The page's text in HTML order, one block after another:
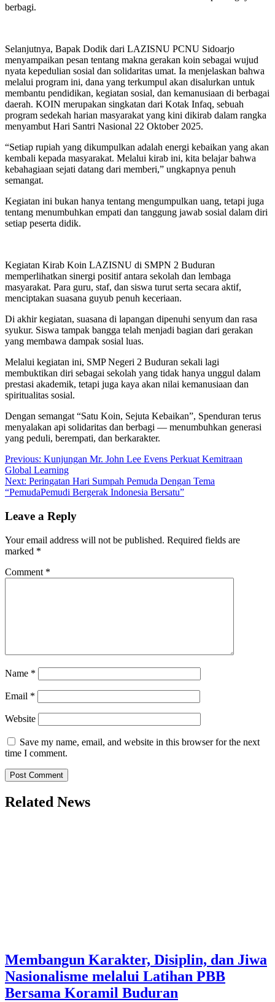
berbagi.
Selanjutnya, Bapak Dodik dari LAZISNU PCNU Sidoarjo
menyampaikan pesan tentang makna gerakan koin sebagai wujud
nyata kepedulian sosial dan solidaritas umat. Ia menjelaskan bahwa
melalui program ini, dana yang terkumpul akan disalurkan untuk
membantu pendidikan, kegiatan sosial, dan kemanusiaan di berbagai
daerah. KOIN merupakan singkatan dari Kotak Infaq, sebuah
program sedekah harian masyarakat yang kini dikirab dalam rangka
menyambut Hari Santri Nasional 22 Oktober 2025.
“Setiap rupiah yang dikumpulkan adalah energi kebaikan yang akan
kembali kepada masyarakat. Melalui kirab ini, kita belajar bahwa
kebahagiaan sejati datang dari memberi,” ungkapnya penuh
semangat.
Kegiatan ini bukan hanya tentang mengumpulkan uang, tetapi juga
tentang menumbuhkan empati dan tanggung jawab sosial dalam diri
setiap peserta didik.
Kegiatan Kirab Koin LAZISNU di SMPN 2 Buduran
memperlihatkan sinergi positif antara sekolah dan lembaga
masyarakat. Para guru, staf, dan siswa turut serta secara aktif,
menciptakan suasana guyub penuh keceriaan.
Di akhir kegiatan, suasana di lapangan dipenuhi senyum dan rasa
syukur. Siswa tampak bangga telah menjadi bagian dari gerakan
yang membawa dampak sosial luas.
Melalui kegiatan ini, SMP Negeri 2 Buduran sekali lagi
membuktikan diri sebagai sekolah yang tidak hanya unggul dalam
prestasi akademik, tetapi juga kaya akan nilai kemanusiaan dan
spiritualitas sosial.
Dengan semangat “Satu Koin, Sejuta Kebaikan”, Spenduran terus
menyalakan api solidaritas dan berbagi — menumbuhkan generasi
yang peduli, berempati, dan berkarakter.
Post
navigation
Previous: Kunjungan Mr. John Lee Evens Perkuat Kemitraan
Global Learning
Next: Peringatan Hari Sumpah Pemuda Dengan Tema
“PemudaPemudi Bergerak Indonesia Bersatu”
Leave a Reply
Your email address will not be published. Required fields are
marked *
Comment *
Name *
Email *
Website
Save my name, email, and website in this browser for the next
time I comment.
Related News
Membangun Karakter, Disiplin, dan Jiwa
Nasionalisme melalui Latihan PBB
Bersama Koramil Buduran